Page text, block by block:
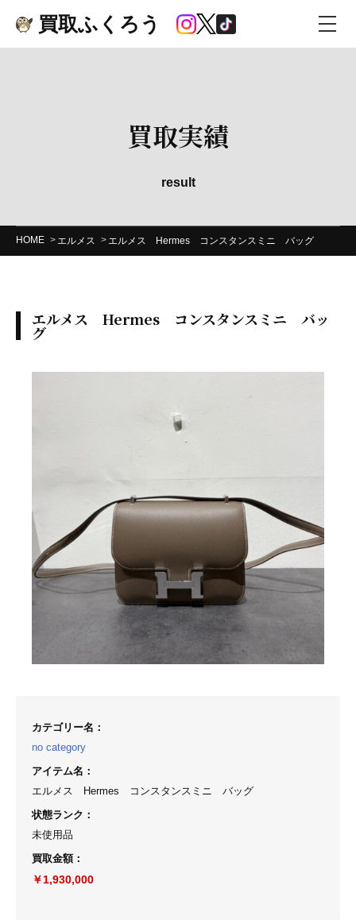
買取ふくろう
買取実績
result
HOME エルメス エルメス Hermes コンスタンスミニ バッグ
エルメス Hermes コンスタンスミニ バッ
グ
カテゴリー名 ：
no category
アイテム名 ：
エルメス Hermes コンスタンスミニ バッグ
状態ランク ：
未使用品
買取金額：
￥1,930,000